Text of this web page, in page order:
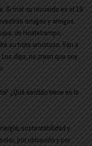
Si mal no recuerdo es el 19
amigas y amigos
de Huatabampo,
su trote amistoso. Van a
digo, no crean que soy
¿Qué sentido tiene en lo
sustentabilidad y
por ubicación y por